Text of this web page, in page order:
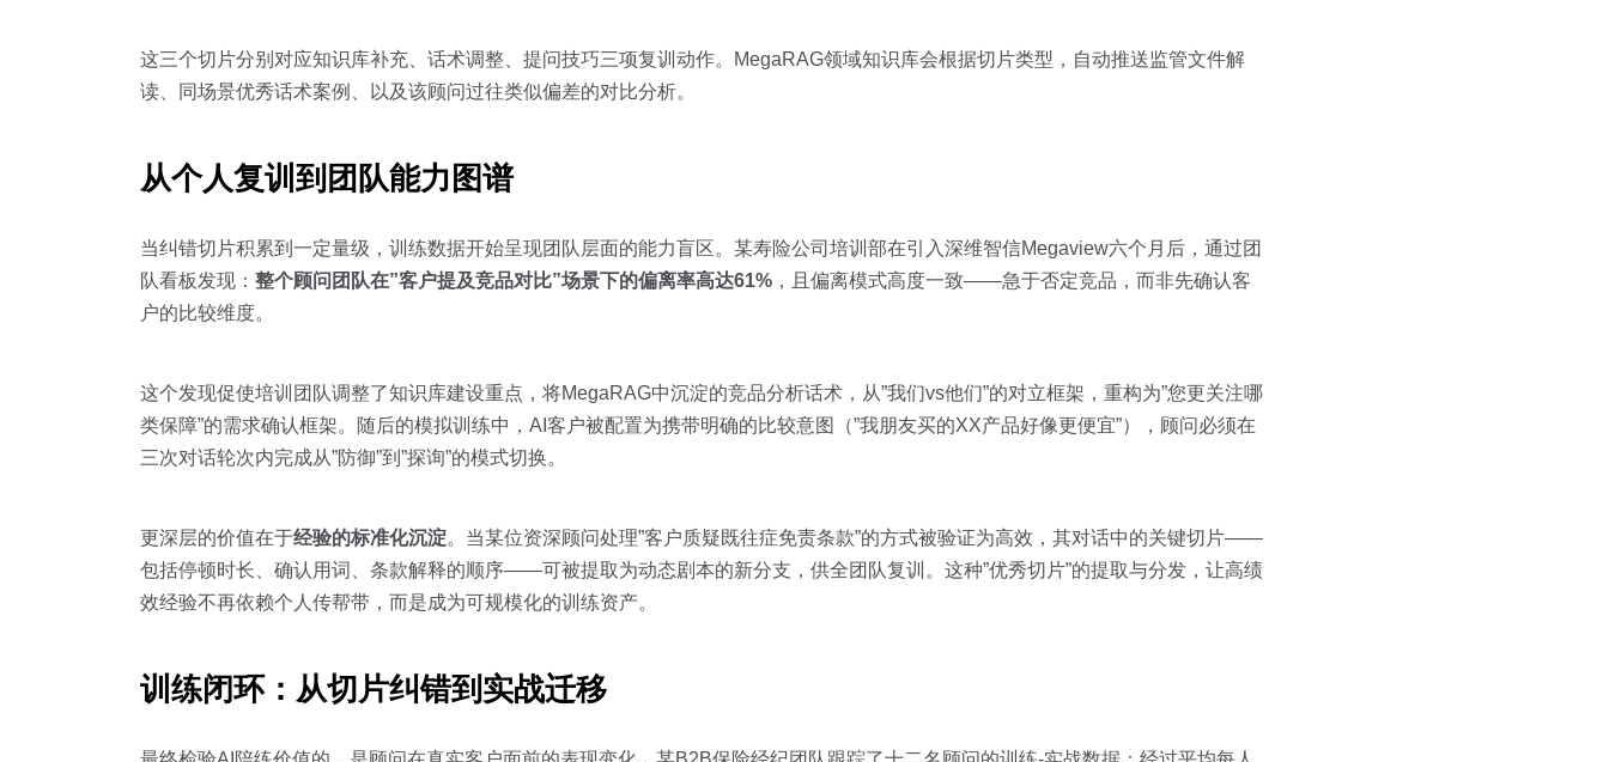
这三个切片分别对应知识库补充、话术调整、提问技巧三项复训动作。MegaRAG领域知识库会根据切片类型，自动推送监管文件解
读、同场景优秀话术案例、以及该顾问过往类似偏差的对比分析。
从个人复训到团队能力图谱
当纠错切片积累到一定量级，训练数据开始呈现团队层面的能力盲区。某寿险公司培训部在引入深维智信Megaview六个月后，通过团
队看板发现： 整个顾问团队在”客户提及竞品对比”场景下的偏离率高达61% ，且偏离模式高度一致——急于否定竞品，而非先确认客
户的比较维度。
这个发现促使培训团队调整了知识库建设重点，将MegaRAG中沉淀的竞品分析话术，从”我们vs他们”的对立框架，重构为”您更关注哪
类保障”的需求确认框架。随后的模拟训练中，AI客户被配置为携带明确的比较意图（”我朋友买的XX产品好像更便宜”），顾问必须在
三次对话轮次内完成从”防御”到”探询”的模式切换。
更深层的价值在于经验的标准化沉淀。当某位资深顾问处理”客户质疑既往症免责条款”的方式被验证为高效，其对话中的关键切片——
包括停顿时长、确认用词、条款解释的顺序——可被提取为动态剧本的新分支，供全团队复训。这种”优秀切片”的提取与分发，让高绩
效经验不再依赖个人传帮带，而是成为可规模化的训练资产。
训练闭环：从切片纠错到实战迁移